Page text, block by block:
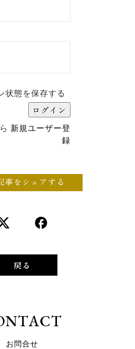
状態を保存する
新規ユーザー登
録
事をシェアする
戻る
NTACT
お問合せ